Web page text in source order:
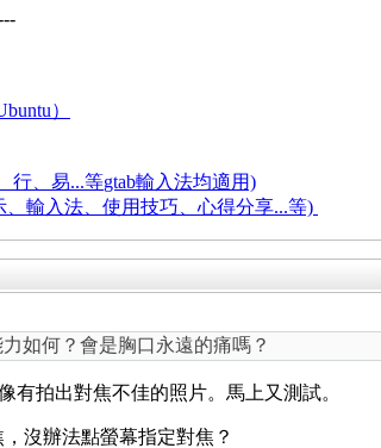
）
行、易...等gtab輸入法均適用)
輸入法、使用技巧、心得分享...等)
如何？會是胸口永遠的痛嗎？
有拍出對焦不佳的照片。馬上又測試。
，沒辦法點螢幕指定對焦？